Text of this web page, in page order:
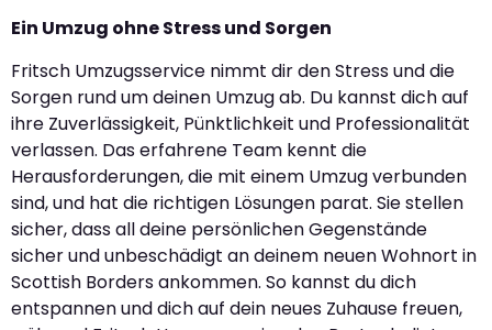
Ein Umzug ohne Stress und Sorgen
Fritsch Umzugsservice nimmt dir den Stress und die
Sorgen rund um deinen Umzug ab. Du kannst dich auf
ihre Zuverlässigkeit, Pünktlichkeit und Professionalität
verlassen. Das erfahrene Team kennt die
Herausforderungen, die mit einem Umzug verbunden
sind, und hat die richtigen Lösungen parat. Sie stellen
sicher, dass all deine persönlichen Gegenstände
sicher und unbeschädigt an deinem neuen Wohnort in
Scottish Borders ankommen. So kannst du dich
entspannen und dich auf dein neues Zuhause freuen,